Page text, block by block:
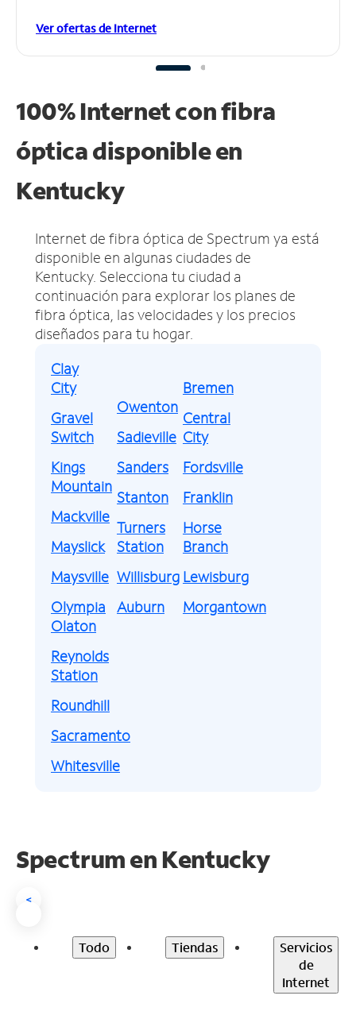
Ver ofertas de Internet
100% Internet con fibra
óptica disponible en
Kentucky
Internet de fibra óptica de Spectrum ya está
disponible en algunas ciudades de
Kentucky. Selecciona tu ciudad a
continuación para explorar los planes de
fibra óptica, las velocidades y los precios
diseñados para tu hogar.
Clay
City
Gravel
Switch
Kings
Mountain
Mackville
Mayslick
Maysville
Olympia
Owenton
Sadieville
Sanders
Stanton
Turners
Station
Willisburg
Auburn
Bremen
Central
City
Fordsville
Franklin
Horse
Branch
Lewisburg
Morgantown
Olaton
Reynolds
Station
Roundhill
Sacramento
Whitesville
Spectrum en Kentucky
<
Todo Tiendas
Servicios
de
Internet